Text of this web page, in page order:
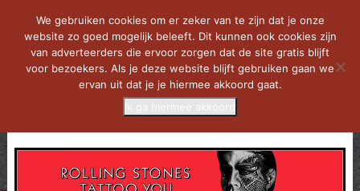
We gebruiken cookies om er zeker van te zijn dat je onze
website zo goed mogelijk beleeft. Dit kunnen ook cookies zijn
van adverteerders die ervoor zorgen dat de site gratis blijft
voor bezoekers. Als je deze website blijft gebruiken gaan we
ervan uit dat je je hiermee akkoord gaat.
Ik ga hiermee akkoord